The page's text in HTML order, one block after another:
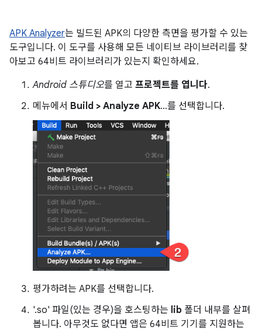
APK Analyzer는 빌드된 APK의 다양한 측면을 평가할 수 있는
도구입니다. 이 도구를 사용해 모든 네이티브 라이브러리를 찾
아보고 64비트 라이브러리가 있는지 확인하세요.
Android 스튜디오를 열고 프로젝트를 엽니다.
메뉴에서 Build > Analyze APK…를 선택합니다.
평가하려는 APK를 선택합니다.
'.so' 파일(있는 경우)을 호스팅하는 lib 폴더 내부를 살펴
봅니다. 아무것도 없다면 앱은 64비트 기기를 지원하는